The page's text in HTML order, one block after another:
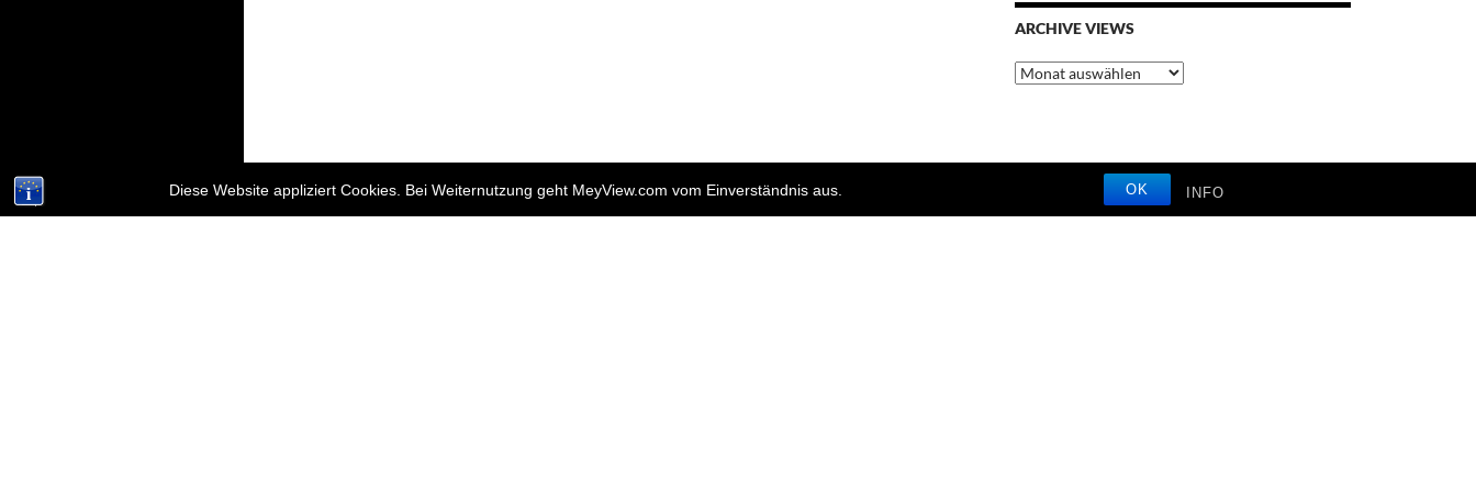
Diese Website appliziert Cookies. Bei Weiternutzung geht MeyView.com vom Einverständnis aus. OK INFO
ARCHIVE VIEWS
Archive
Views